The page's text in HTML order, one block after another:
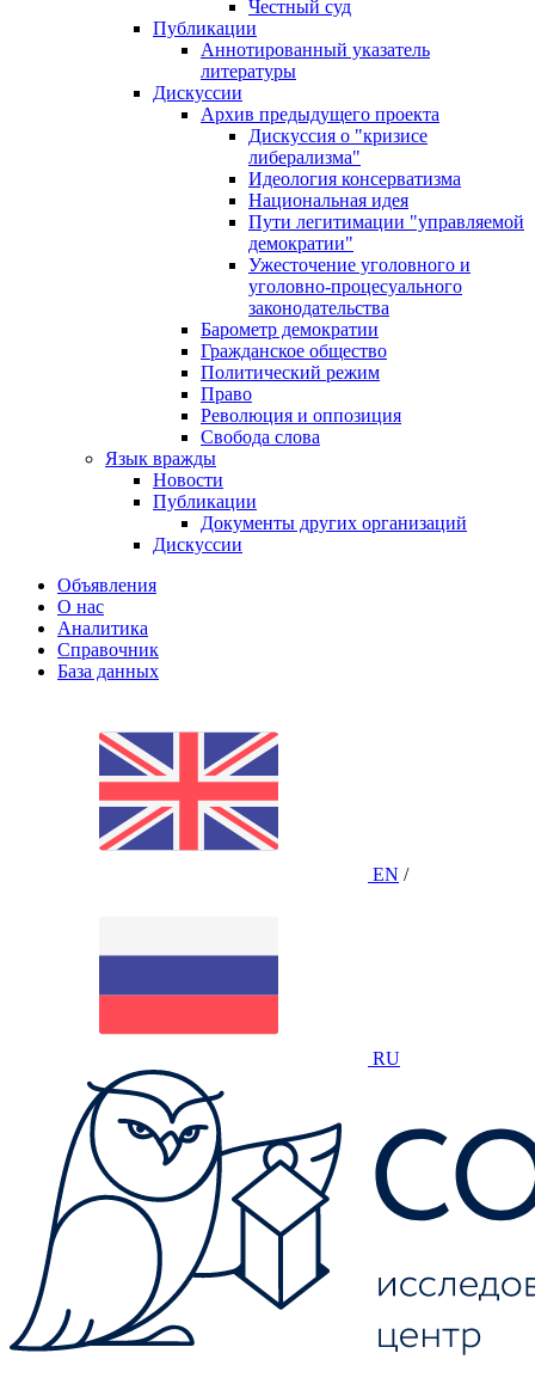
Честный суд
Публикации
Аннотированный указатель
литературы
Дискуссии
Архив предыдущего проекта
Дискуссия о "кризисе
либерализма"
Идеология консерватизма
Национальная идея
Пути легитимации "управляемой
демократии"
Ужесточение уголовного и
уголовно-процесуального
законодательства
Барометр демократии
Гражданское общество
Политический режим
Право
Революция и оппозиция
Свобода слова
Язык вражды
Новости
Публикации
Документы других организаций
Дискуссии
Объявления
О нас
Аналитика
Справочник
База данных
EN /
RU